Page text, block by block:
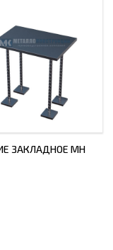
ЗАКЛАДНОЕ МН